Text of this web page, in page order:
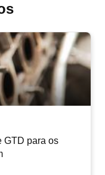
GTD para os